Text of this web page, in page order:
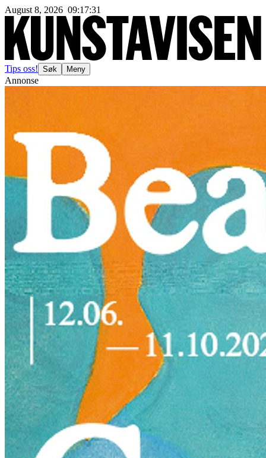
August 8, 2026 09:17:33
Tips oss! Søk Meny
Annonse